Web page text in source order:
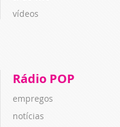
vídeos
Rádio POP
empregos
notícias